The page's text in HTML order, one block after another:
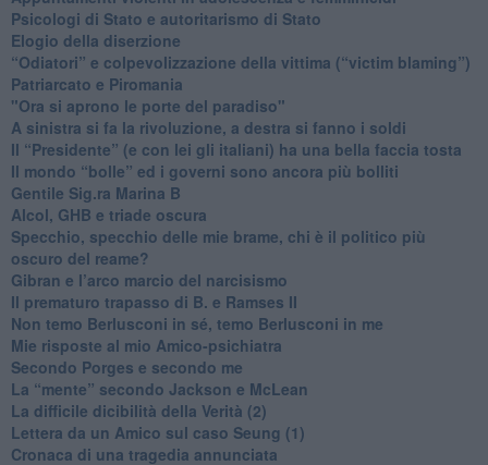
​Psicologi di Stato e autoritarismo di Stato
Elogio della diserzione
“Odiatori” e colpevolizzazione della vittima (“victim blaming”)
​Patriarcato e Piromania
"Ora si aprono le porte del paradiso"
​A sinistra si fa la rivoluzione, a destra si fanno i soldi
​Il “Presidente” (e con lei gli italiani) ha una bella faccia tosta
​Il mondo “bolle” ed i governi sono ancora più bolliti
​Gentile Sig.ra Marina B
​Alcol, GHB e triade oscura
​Specchio, specchio delle mie brame, chi è il politico più
oscuro del reame?
​Gibran e l’arco marcio del narcisismo
​Il prematuro trapasso di B. e Ramses II
​Non temo Berlusconi in sé, temo Berlusconi in me
​Mie risposte al mio Amico-psichiatra
​Secondo Porges e secondo me
​La “mente” secondo Jackson e McLean
La difficile dicibilità della Verità (2)
​Lettera da un Amico sul caso Seung (1)
​Cronaca di una tragedia annunciata